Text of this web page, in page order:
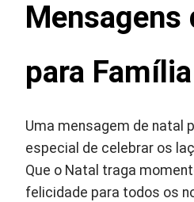
Mensagens
para Família
Uma mensagem de natal
especial de celebrar os
Que o Natal traga
felicidade para todos os